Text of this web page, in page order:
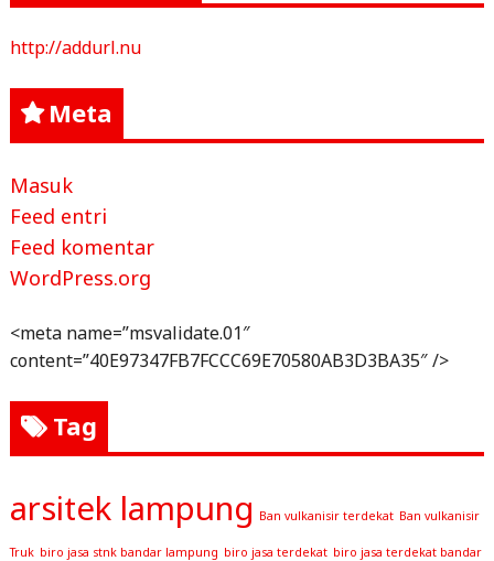
http://addurl.nu
Meta
Masuk
Feed entri
Feed komentar
WordPress.org
<meta name=”msvalidate.01″
content=”40E97347FB7FCCC69E70580AB3D3BA35″ />
Tag
arsitek lampung Ban vulkanisir terdekat Ban vulkanisir
Truk biro jasa stnk bandar lampung biro jasa terdekat biro jasa terdekat bandar